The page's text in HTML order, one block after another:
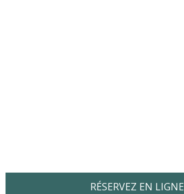
RÉSERVEZ EN LIGNE